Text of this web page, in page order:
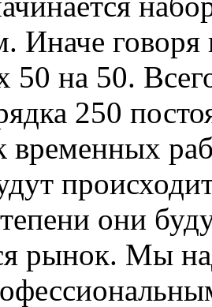
Иначе
50 на 50.
250
временных
они
рынок. Мы